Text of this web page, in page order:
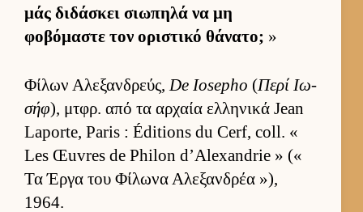
μάς διδάσκει σιω­πηλά να μη
φοβόμαστε τον οριστικό θάνατο; »
Φίλων Αλεξαν­δρεύς,De Iosepho (Περί Ιω­
σήφ), μτ­φρ. από τα αρ­χαία ελ­ληνικά Jean
Laporte, Paris : Éditions du Cerf, coll. «
Les Œuvres de Philon d’Alexandrie » («
Τα Έργα του Φίλωνα Αλεξαν­δρέα »),
1964.